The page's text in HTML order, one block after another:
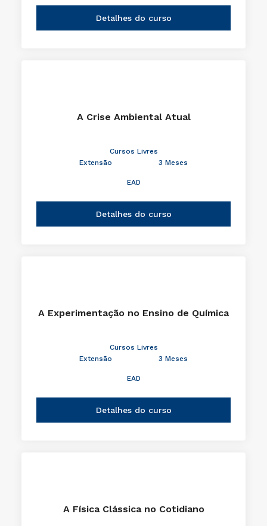
Detalhes do curso
A Crise Ambiental Atual
Cursos Livres
Extensão
3 Meses
EAD
Detalhes do curso
A Experimentação no Ensino de Química
Cursos Livres
Extensão
3 Meses
EAD
Detalhes do curso
A Física Clássica no Cotidiano